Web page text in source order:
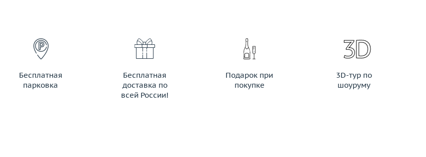
Бесплатная
парковка
Бесплатная
доставка по
всей России!
Подарок при
покупке
3D-тур по
шоуруму